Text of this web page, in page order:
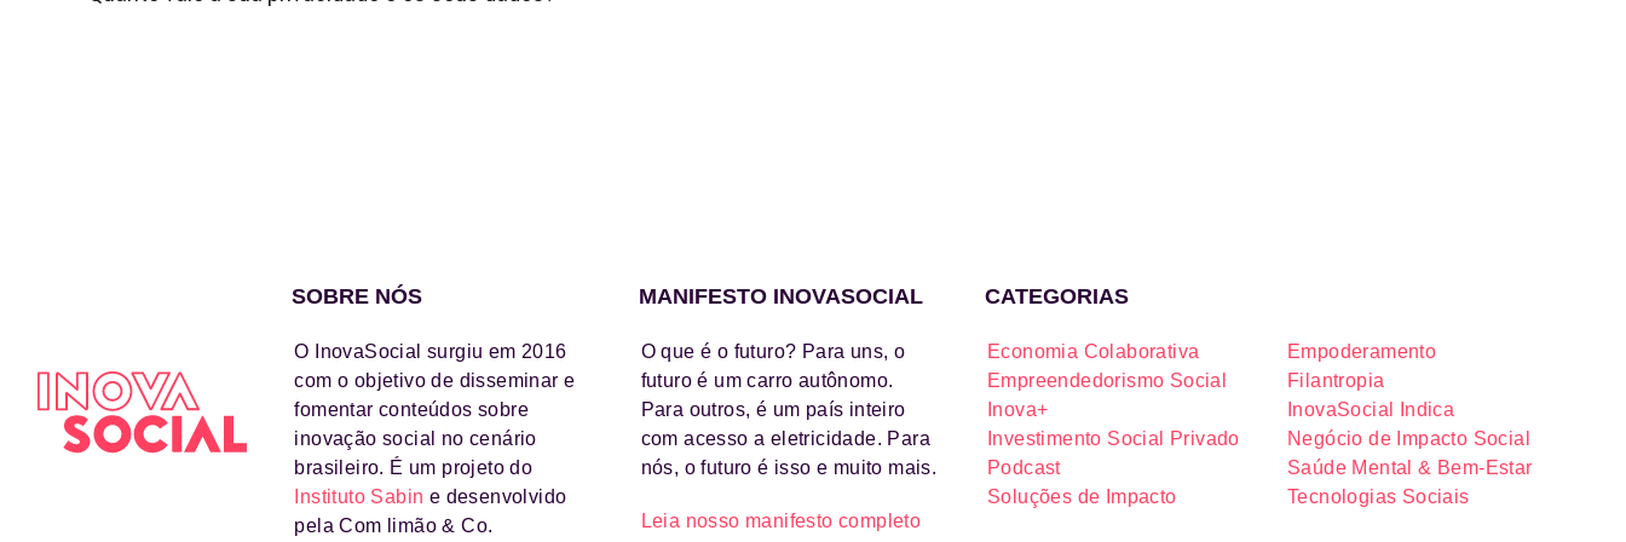
SOBRE NÓS
O InovaSocial surgiu em 2016
com o objetivo de disseminar e
fomentar conteúdos sobre
inovação social no cenário
brasileiro. É um projeto do
Instituto Sabin e desenvolvido
pela Com limão & Co.
MANIFESTO INOVASOCIAL
O que é o futuro? Para uns, o
futuro é um carro autônomo.
Para outros, é um país inteiro
com acesso a eletricidade. Para
nós, o futuro é isso e muito mais.
Leia nosso manifesto completo
CATEGORIAS
Economia Colaborativa
Empoderamento
Empreendedorismo Social
Filantropia
Inova+
InovaSocial Indica
Investimento Social Privado
Negócio de Impacto Social
Podcast
Saúde Mental & Bem-Estar
Soluções de Impacto
Tecnologias Sociais